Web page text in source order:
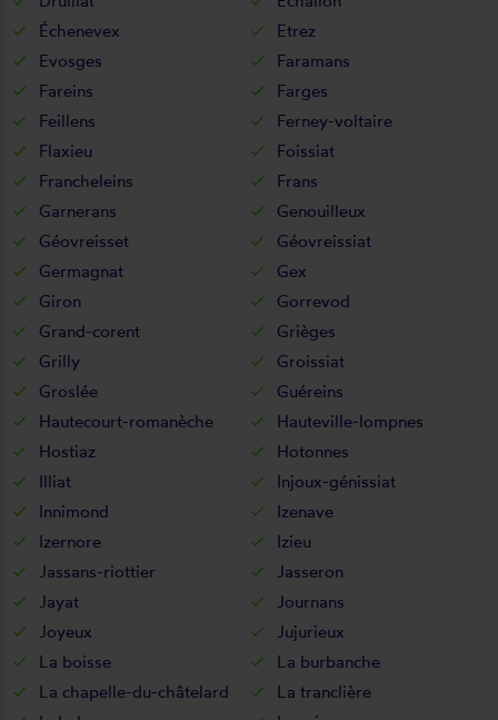
Échenevex
Etrez
Evosges
Faramans
Fareins
Farges
Feillens
Ferney-voltaire
Flaxieu
Foissiat
Francheleins
Frans
Garnerans
Genouilleux
Géovreisset
Géovreissiat
Germagnat
Gex
Giron
Gorrevod
Grand-corent
Grièges
Grilly
Groissiat
Groslée
Guéreins
Hautecourt-romanèche
Hauteville-lompnes
Hostiaz
Hotonnes
Illiat
Injoux-génissiat
Innimond
Izenave
Izernore
Izieu
Jassans-riottier
Jasseron
Jayat
Journans
Joyeux
Jujurieux
La boisse
La burbanche
La chapelle-du-châtelard
La tranclière